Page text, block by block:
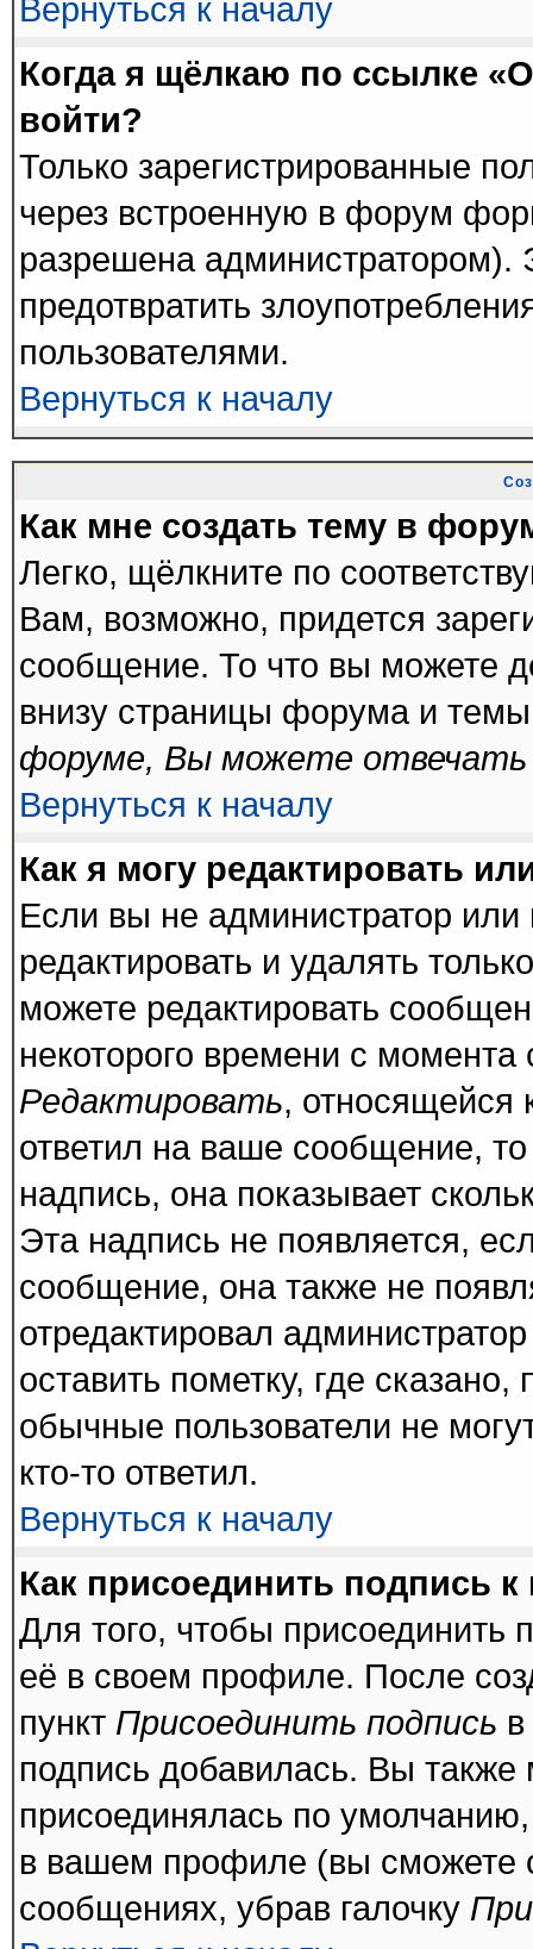
Вернуться к началу
Когда я щёлкаю по ссылке
войти?
Только зарегистрированные
через встроенную в форум
разрешена администратором).
предотвратить
пользователями.
Вернуться к началу
Как мне создать тему в
Легко, щёлкните по
Вам, возможно, придется
сообщение. То что вы можете
внизу страницы форума и
форуме, Вы можете отвечать
Вернуться к началу
Как я могу редактировать
Если вы не администратор
редактировать и удалять
можете редактировать
некоторого времени с
Редактировать, относящейся
ответил на ваше сообщение,
надпись, она показывает
Эта надпись не появляется,
сообщение, она также не
отредактировал
оставить пометку, где
обычные пользователи не
кто-то ответил.
Вернуться к началу
Как присоединить подпись
Для того, чтобы присоединить
её в своем профиле. После
пункт Присоединить подпись
подпись добавилась. Вы
присоединялась по
в вашем профиле (вы сможете
сообщениях, убрав галочку